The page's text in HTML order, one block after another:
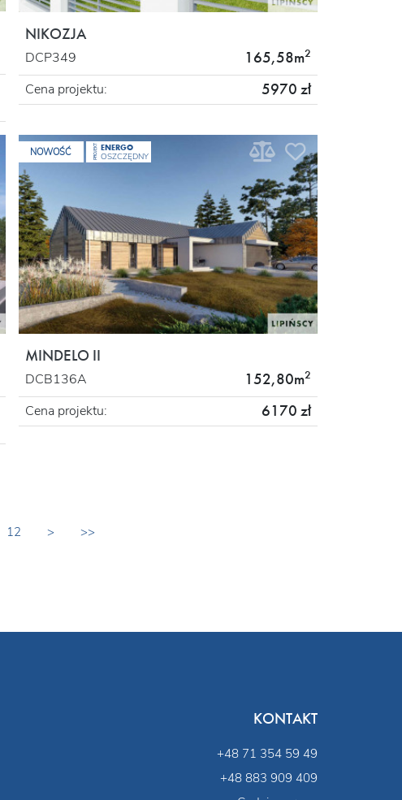
NIKOZJA
DCP349 165,58m2
Cena projektu: 5970 zł
NOWOŚĆ PROJEKT ENERGO
OSZCZĘDNY
MINDELO II
DCB136A 152,80m2
Cena projektu: 6170 zł
12 > >>
KONTAKT
+48 71 354 59 49
+48 883 909 409